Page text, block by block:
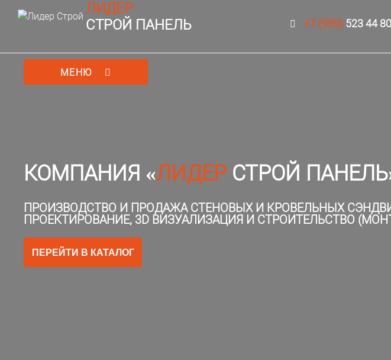
ЛИДЕР
СТРОЙ ПАНЕЛЬ
+7 (959) 523 44 80
МЕНЮ
КОМПАНИЯ «ЛИДЕР СТРОЙ
ПРОИЗВОДСТВО И ПРОДАЖА СТЕНОВЫХ И КРОВЕЛЬНЫХ
ПРОЕКТИРОВАНИЕ, 3D ВИЗУАЛИЗАЦИЯ И СТРОИТЕЛЬСТВО
ПЕРЕЙТИ В КАТАЛОГ